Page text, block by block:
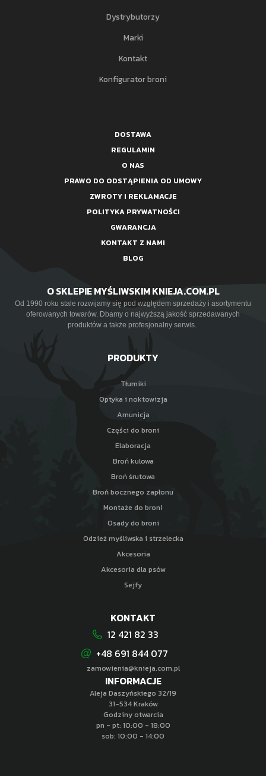
Dystrybutorzy
Marki
Kontakt
Konfigurator broni
DOSTAWA
REGULAMIN
O NAS
PRAWO DO ODSTĄPIENIA OD UMOWY
ZWROTY I REKLAMACJE
POLITYKA PRYWATNOŚCI
GWARANCJA
KONTAKT Z NAMI
BLOG
O SKLEPIE MYŚLIWSKIM KNIEJA.COM.PL
Od 1990 roku stale rozwijamy się pod względem sprzedaży i asortymentu
oferowanych towarów. Dbamy o najwyższą jakość sprzedawanych
produktów a także profesjonalny serwis.
PRODUKTY
Tłumiki
Optyka i noktowizja
Amunicja
Części do broni
Elaboracja
Broń kulowa
Broń śrutowa
Broń bocznego zapłonu
Montaże do broni
Osady do broni
Odzież myśliwska i strzelecka
Akcesoria
Akcesoria dla psów
Sejfy
INFORMACJE
Aleja Daszyńskiego 32/19
31-534 Kraków
Godziny otwarcia
pn - pt: 10:00 - 18:00
sob: 10:00 - 14:00
KONTAKT
12 421 82 33
+48 691 844 077
zamowienia@knieja.com.pl